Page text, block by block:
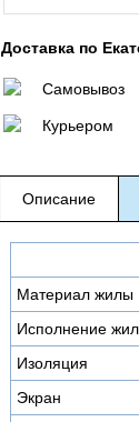
Доставка по
Самовывоз
Курьером
Описание
Материал жилы
Исполнение
Изоляция
Экран